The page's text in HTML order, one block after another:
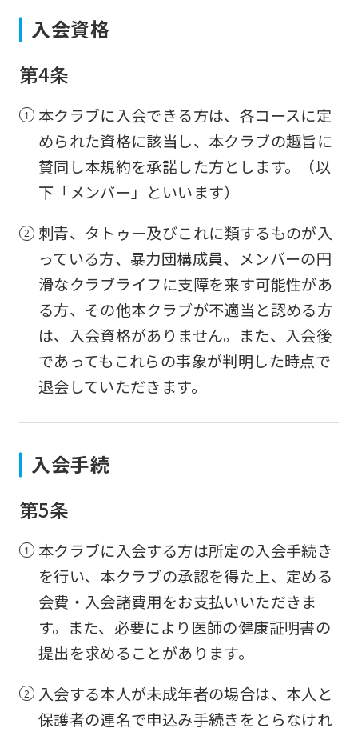
入会資格
第4条
本クラブに入会できる方は、各コースに定
められた資格に該当し、本クラブの趣旨に
賛同し本規約を承諾した方とします。（以
下「メンバー」といいます）
刺青、タトゥー及びこれに類するものが入
っている方、暴力団構成員、メンバーの円
滑なクラブライフに支障を来す可能性があ
る方、その他本クラブが不適当と認める方
は、入会資格がありません。また、入会後
であってもこれらの事象が判明した時点で
退会していただきます。
入会手続
第5条
本クラブに入会する方は所定の入会手続き
を行い、本クラブの承認を得た上、定める
会費・入会諸費用をお支払いいただきま
す。また、必要により医師の健康証明書の
提出を求めることがあります。
入会する本人が未成年者の場合は、本人と
保護者の連名で申込み手続きをとらなけれ